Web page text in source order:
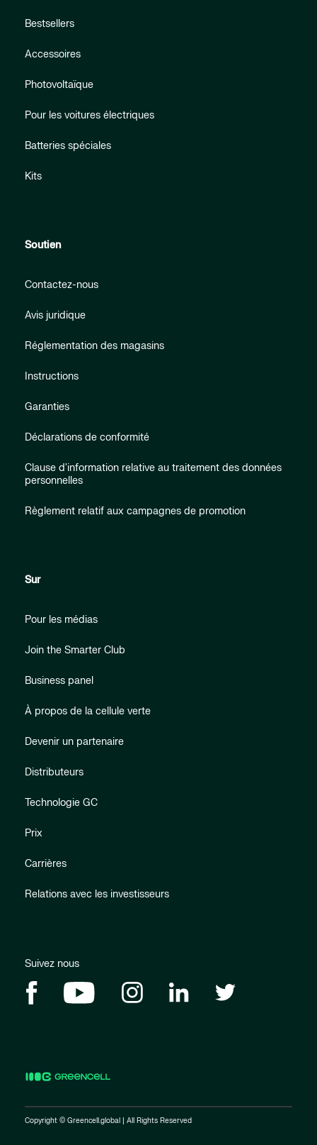
Bestsellers
Accessoires
Photovoltaïque
Pour les voitures électriques
Batteries spéciales
Kits
Soutien
Contactez-nous
Avis juridique
Réglementation des magasins
Instructions
Garanties
Déclarations de conformité
Clause d'information relative au traitement des données
personnelles
Règlement relatif aux campagnes de promotion
Sur
Pour les médias
Join the Smarter Club
Business panel
À propos de la cellule verte
Devenir un partenaire
Distributeurs
Technologie GC
Prix
Carrières
Relations avec les investisseurs
Suivez nous
Copyright © Greencell.global | All Rights Reserved